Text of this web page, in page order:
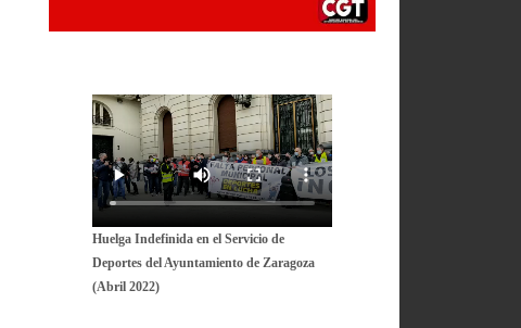
Huelga Indefinida en el Servicio de
Deportes del Ayuntamiento de Zaragoza
(Abril 2022)